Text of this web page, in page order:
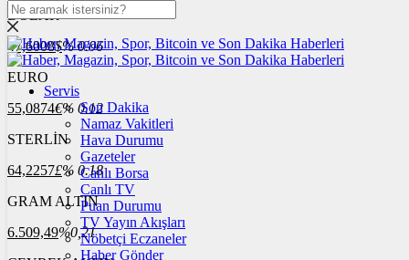
DOLAR
47,6008$% 0.06
EURO
55,0874€% 0.12
STERLİN
64,2257£% 0.18
GRAM ALTIN
6.509,49%0,21
Servis
Son Dakika
Namaz Vakitleri
Hava Durumu
Gazeteler
Canlı Borsa
Canlı TV
Puan Durumu
TV Yayın Akışları
Nöbetçi Eczaneler
Haber Gönder